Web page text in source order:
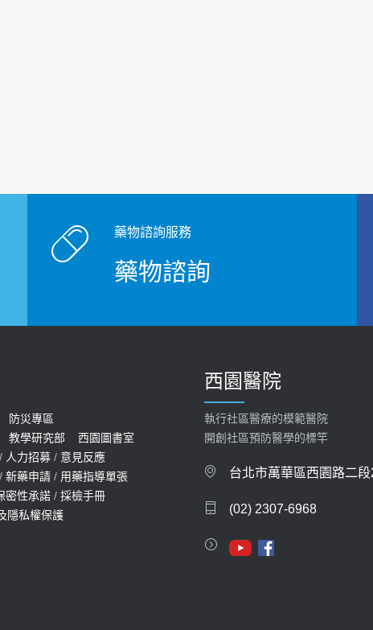
藥物諮詢服務
藥物諮詢
防災專區
教學研究部
西園圖書室
/ 人力招募 / 意見反應
/ 新藥申請 / 用藥指導單張
密性承諾 / 採檢手冊
隱私權保護
西園醫院
執行社區醫療的模範醫院
開創社區預防醫學的標竿
台北市萬華區西園路二
(02) 2307-6968